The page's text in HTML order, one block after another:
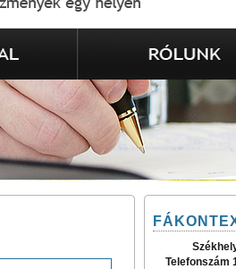
Telefonszám